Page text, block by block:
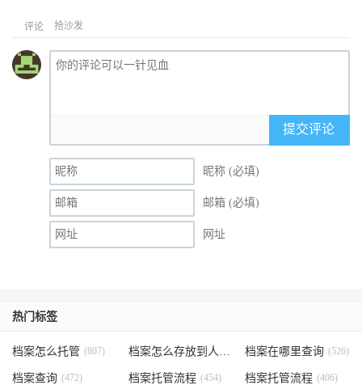
评论 抢沙发
提交评论
昵称 (必填)
邮箱 (必填)
网址
热门标签
档案怎么托管 (807) (535)
档案在哪里查询 (526)
档案查询 (472) 档案托管流程 (454) 档案托管流程 (406)